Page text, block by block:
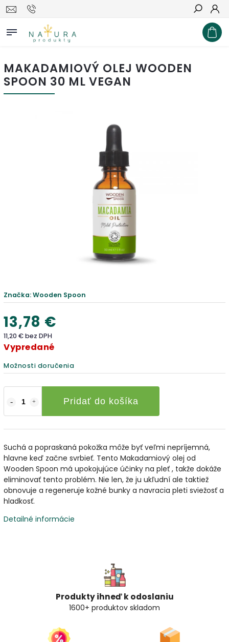
Hľadať
MAKADAMIOVÝ OLEJ WOODEN
SPOON 30 ML VEGAN
Značka:Wooden Spoon
13,78 €
11,20 € bez DPH
Vypredané
Možnosti doručenia
Pridať do košíka
Suchá a popraskaná pokožka môže byť veľmi nepríjemná,
hlavne keď začne svrbieť. Tento Makadamiový olej od
Wooden Spoon má upokojujúce účinky na pleť , takže dokáže
eliminovať tento problém. Nie len, že ju ukľudní ale taktiež
obnovuje a regeneruje kožné bunky a navracia pleti sviežosť a
hladkosť.
Detailné informácie
Produkty ihneď k odoslaniu
1600+ produktov skladom